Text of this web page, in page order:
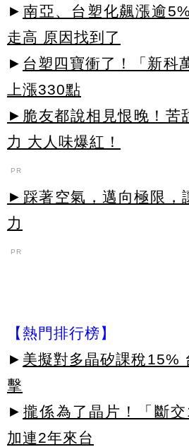
► 南亞、台塑化飆漲逾
走高 原因找到了
► 台塑四寶衝了！「新科
上漲330點
►脆友都說相見恨晚！苦
力 大人味爆紅！
PR
►踩著空氣，邁向極限，
力
PR
【熱門排行榜】
► 美擬對多晶矽課稅15%
擊
► 攏係為了晶片！「斷
加連2年來台